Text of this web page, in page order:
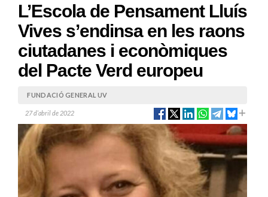
L’Escola de Pensament Lluís
Vives s’endinsa en les raons
ciutadanes i econòmiques
del Pacte Verd europeu
FUNDACIÓ GENERAL UV
27 d’abril de 2022